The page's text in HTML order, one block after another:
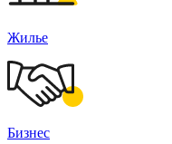
Жилье
Бизнес